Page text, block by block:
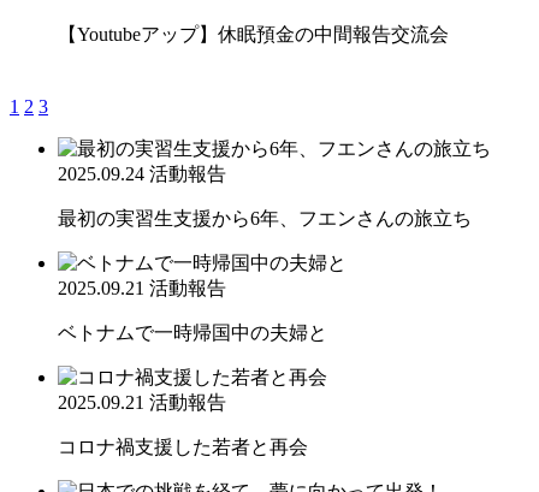
【Youtubeアップ】休眠預金の中間報告交流会
1 2 3
2025.09.24 活動報告
最初の実習生支援から6年、フエンさんの旅立ち
2025.09.21 活動報告
ベトナムで一時帰国中の夫婦と
2025.09.21 活動報告
コロナ禍支援した若者と再会